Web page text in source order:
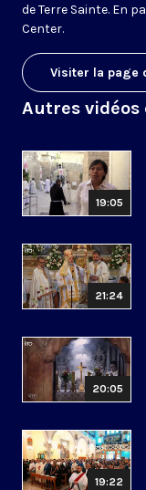
de Terre Sainte. En
Center.
Visiter la page
Autres vidéos
19:05
21:24
20:05
19:22